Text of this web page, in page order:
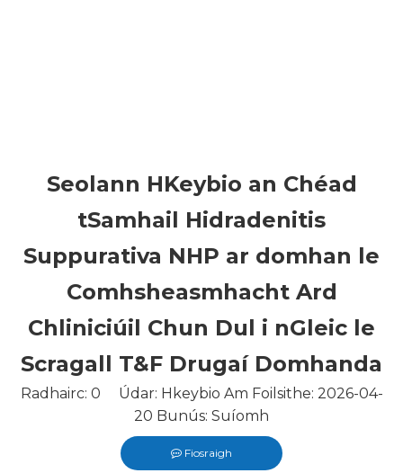
Seolann HKeybio an Chéad
tSamhail Hidradenitis
Suppurativa NHP ar domhan le
Comhsheasmhacht Ard
Chliniciúil Chun Dul i nGleic le
Scragall T&F Drugaí Domhanda
Radhairc: 0 Údar: Hkeybio Am Foilsithe: 2026-04-
20 Bunús: Suíomh
Fiosraigh